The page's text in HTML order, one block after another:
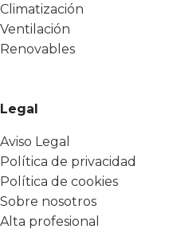
Climatización
Ventilación
Renovables
Legal
Aviso Legal
Política de privacidad
Política de cookies
Sobre nosotros
Alta profesional